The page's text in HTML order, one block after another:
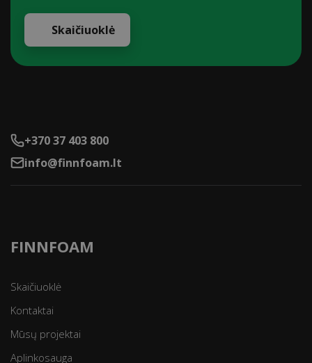
Skaičiuoklė
+370 37 403 800
info@finnfoam.lt
FINNFOAM
Skaičiuoklė
Kontaktai
Mūsų projektai
Aplinkosauga